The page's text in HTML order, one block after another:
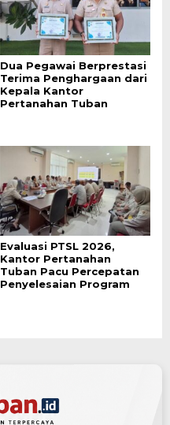
Dua Pegawai Berprestasi
Terima Penghargaan dari
Kepala Kantor
Pertanahan Tuban
Evaluasi PTSL 2026,
Kantor Pertanahan
Tuban Pacu Percepatan
Penyelesaian Program